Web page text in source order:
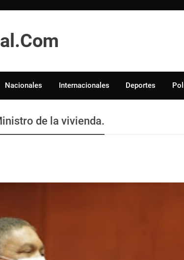
Nacionales Internacionales Deportes
de la vivienda.